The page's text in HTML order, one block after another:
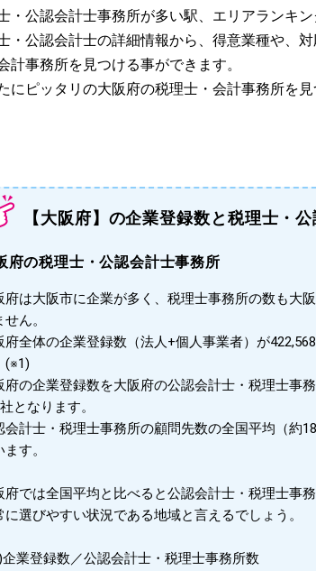
・公認会計士事務所が多い駅、エリアランキン
・公認会計士の詳細情報から、得意業種や、
計事務所を見つける事ができます。
にピッタリの大阪府の税理士・会計事務所を見
【大阪府】の企業登録数と税理士・
府の税理士・公認会計士事務所
府は大阪市に企業が多く、税理士事務所の数も大
ん。
府全体の企業登録数（法人+個人事業者）が
(※1)
府の企業登録数を大阪府の公認会計士・税理士事
となります。
会計士・税理士事務所の顧問先数の全国平均（約
す。
府では全国平均と比べると公認会計士・税理士事
に選びやすい状況である地域と言えるでしょう。
業登録数／公認会計士・税理士事務所数